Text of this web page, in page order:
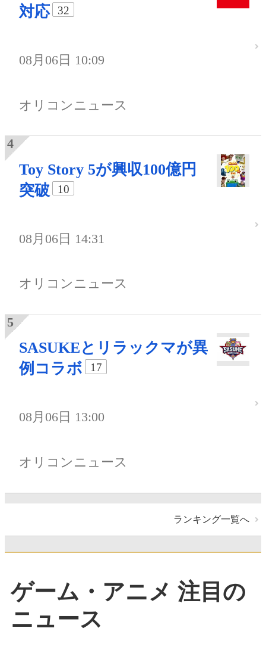
対応
32
08月06日 10:09
オリコンニュース
Toy Story 5が興収100億円
突破
10
08月06日 14:31
オリコンニュース
SASUKEとリラックマが異
例コラボ
17
08月06日 13:00
オリコンニュース
ランキング一覧へ
ゲーム・アニメ 注目の
ニュース